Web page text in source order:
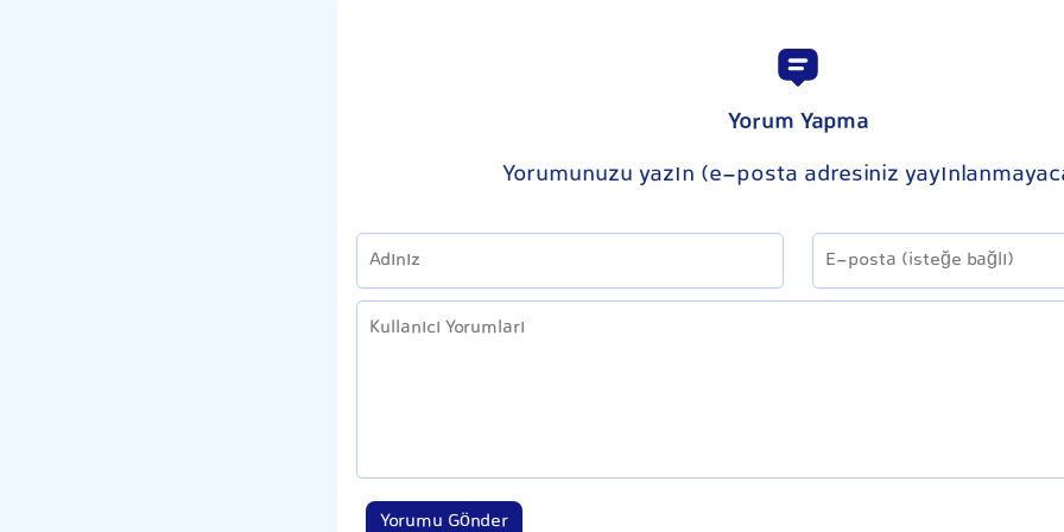
Yorum Yapma
Yorumunuzu yazın (e-posta adresiniz
Yorumu Gönder